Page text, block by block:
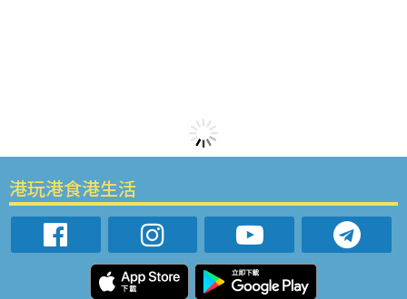
港玩港食港生活